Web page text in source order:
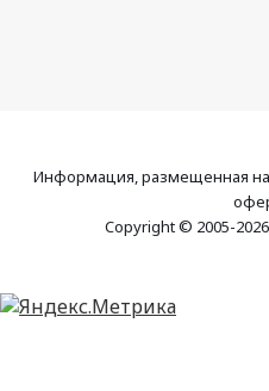
Информация, размещенная на
Copyright © 2005-2026